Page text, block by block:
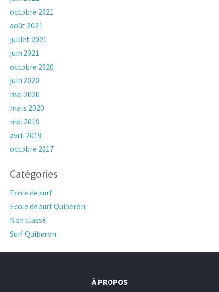
octobre 2021
août 2021
juillet 2021
juin 2021
octobre 2020
juin 2020
mai 2020
mars 2020
mai 2019
avril 2019
octobre 2017
Catégories
Ecole de surf
Ecole de surf Quiberon
Non classé
Surf Quiberon
À PROPOS